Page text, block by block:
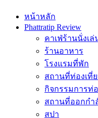
หน้าหลัก
Phattratip Review
คาเฟ่ร้านนั่งเล่
ร้านอาหาร
โรงแรมที่พัก
สถานที่ท่องเที่
กิจกรรมการท่อ
สถานที่ออกกำ
สปา